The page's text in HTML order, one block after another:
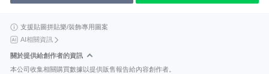
支援貼圖拼貼樂/裝飾專用圖案
AI相關資訊
關於提供給創作者的資訊
本公司收集相關購買數據以提供販售報告給內容創作者。